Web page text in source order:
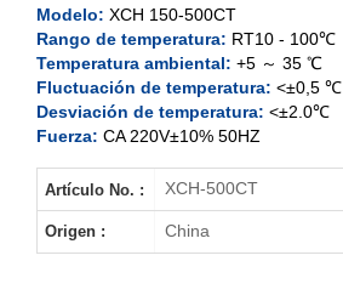
XCH-400CT
XCH-500CT
Modelo: XCH 150-500CT
Rango de temperatura: RT10 - 100℃
Temperatura ambiental: +5 ～ 35 ℃
Fluctuación de temperatura: <±0,5 ℃
Desviación de temperatura: <±2.0℃
Fuerza: CA 220V±10% 50HZ
Artículo No. : XCH-500CT
Origen : China